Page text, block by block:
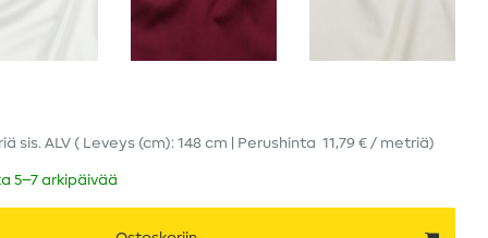
sis. ALV ( Leveys (cm): 148 cm | Perushinta 11,79 € / metriä)
5–7 arkipäivää